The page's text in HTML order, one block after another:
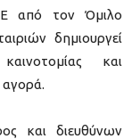
από τον Όμιλο
δημιουργεί
και
αγορά.
και διευθύνων